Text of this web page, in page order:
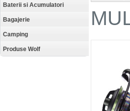
Baterii si Acumulatori
Bagajerie
Camping
Produse Wolf